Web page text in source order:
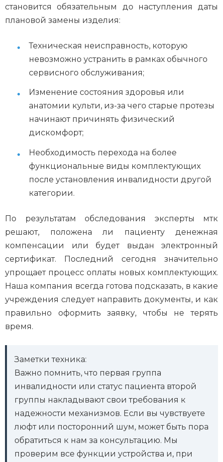
становится обязательным до наступления даты
плановой замены изделия:
Техническая неисправность, которую
невозможно устранить в рамках обычного
сервисного обслуживания;
Изменение состояния здоровья или
анатомии культи, из-за чего старые протезы
начинают причинять физический
дискомфорт;
Необходимость перехода на более
функциональные виды комплектующих
после установления инвалидности другой
категории.
По результатам обследования эксперты мтк
решают, положена ли пациенту денежная
компенсации или будет выдан электронный
сертификат. Последний сегодня значительно
упрощает процесс оплаты новых комплектующих.
Наша компания всегда готова подсказать, в какие
учреждения следует направить документы, и как
правильно оформить заявку, чтобы не терять
время.
Заметки техника:
Важно помнить, что первая группа
инвалидности или статус пациента второй
группы накладывают свои требования к
надежности механизмов. Если вы чувствуете
люфт или посторонний шум, может быть пора
обратиться к нам за консультацию. Мы
проверим все функции устройства и, при